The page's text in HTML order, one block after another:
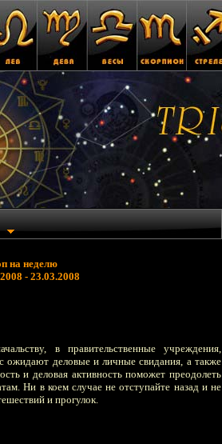
на неделю
- 23.03.2008
в правительственные учреждения,
ожидают деловые и личные свидания, а также
и деловая активность поможет преодолеть
Ни в коем случае не отступайте назад и не
и прогулок.